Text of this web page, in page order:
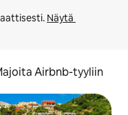
Näytä
Airbnb-tyyliin